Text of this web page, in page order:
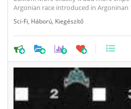
Argonian race introduced in Argoninan
Sci-Fi Háború Kiegészítő
0